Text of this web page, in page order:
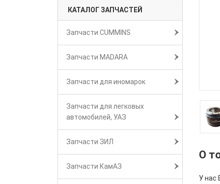
КАТАЛОГ ЗАПЧАСТЕЙ
Запчасти CUMMINS
Запчасти MADARA
Запчасти для иномарок
Запчасти для легковых
автомобилей, УАЗ
Запчасти ЗИЛ
Запчасти КамАЗ
О
У нас